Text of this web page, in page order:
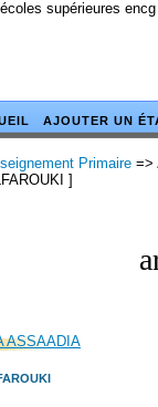
supérieures
AJOUTER UN
Primaire =>
]
ASSAADIA